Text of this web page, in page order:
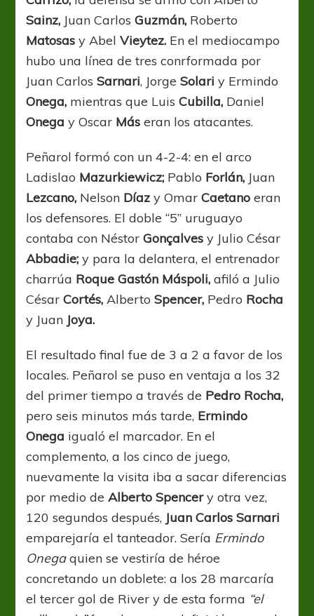
Sainz, Juan Carlos Guzmán, Roberto
Matosas y AbelVieytez. En el mediocampo
hubo una línea de tres conrformada por
Juan Carlos Sarnari, JorgeSolari y Ermindo
Onega, mientras que LuisCubilla, Daniel
Onega y Oscar Más eran los atacantes.
Peñarol formó con un 4-2-4: en el arco
Ladislao Mazurkiewicz; Pablo Forlán, Juan
Lezcano, Nelson Díaz y OmarCaetano eran
los defensores. El doble “5” uruguayo
contaba con Néstor Gonçalves y Julio César
Abbadie; y para la delantera, el entrenador
charrúa Roque Gastón Máspoli, afiló a Julio
CésarCortés, AlbertoSpencer, Pedro Rocha
y Juan Joya.
El resultado final fue de 3 a 2 a favor de los
locales. Peñarol se puso en ventaja a los 32
del primer tiempo a través de Pedro Rocha,
pero seis minutos más tarde, Ermindo
Onega igualó el marcador. En el
complemento, a los cinco de juego,
nuevamente la visita iba a sacar diferencias
por medio deAlberto Spencery otra vez,
120 segundos después, Juan Carlos Sarnari
emparejaría el tanteador. Sería Ermindo
Onegaquien se vestiría de héroe
concretando un doblete: a los 28 marcaría
el tercer gol de River y de esta forma “el